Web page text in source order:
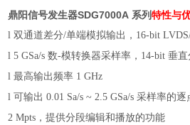
鼎阳信号发生器SDG7000A 系列特性与
l 双通道差分/单端模拟输出， 16-bit
l 5 GSa/s数-模转换器采样率， 14-bit垂
l 最高输出频率 1 GHz
l 可输出 0.01 Sa/s ~ 2.5 GSa/s采样率的逐
2 Mpts ，提供分段编辑和播放的功能